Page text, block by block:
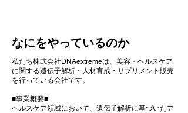
なにをやっているのか
私たち株式会社DNAextremeは、美容・ヘルスケア
に関する遺伝子解析・人材育成・サプリメント販売
を行っている会社です。
■事業概要■
ヘルスケア領域において、遺伝子解析に基づいたア